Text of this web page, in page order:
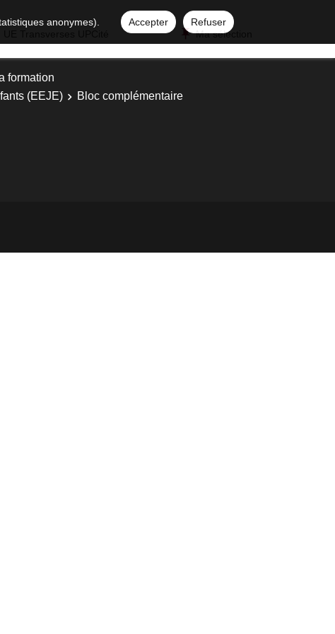
anonymes). Accepter
Refuser
Ma sélection
formation
(EEJE)
Bloc complémentaire